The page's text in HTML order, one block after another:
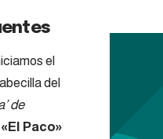
el
del
de
Paco»